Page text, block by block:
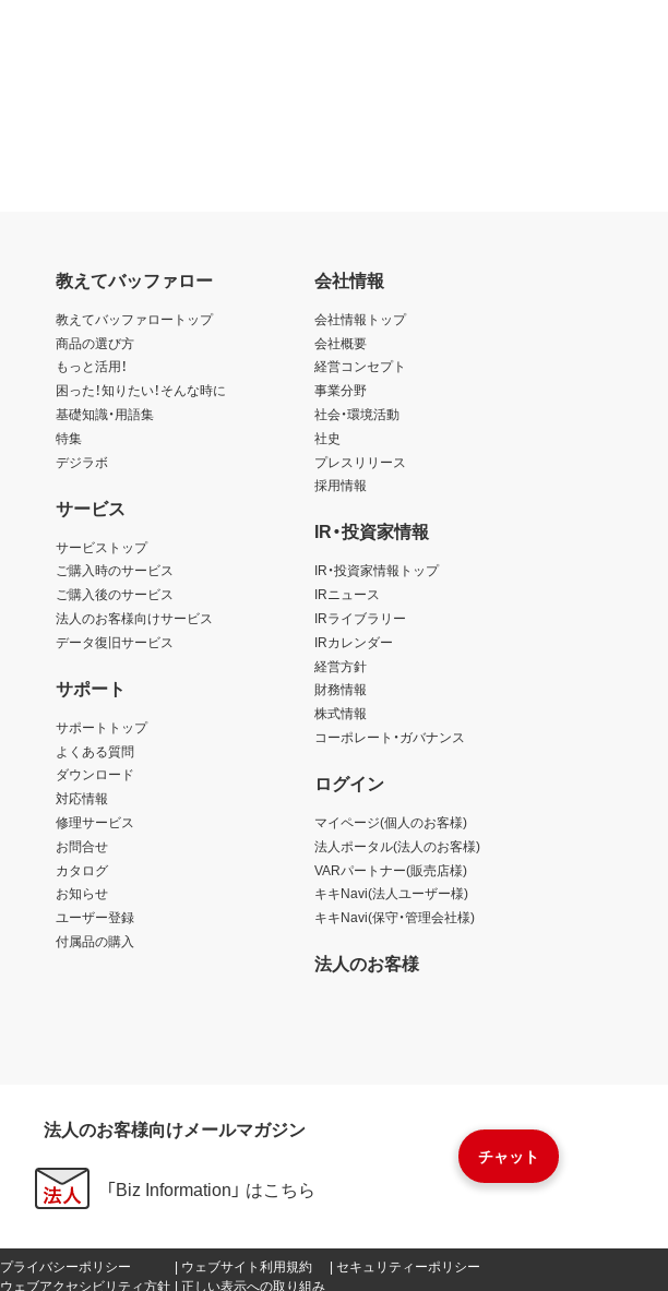
チャット
教えてバッファロー
教えてバッファロートップ
商品の選び方
もっと活用！
困った！知りたい！そんな時に
基礎知識・用語集
特集
デジラボ
サービス
サービストップ
ご購入時のサービス
ご購入後のサービス
法人のお客様向けサービス
データ復旧サービス
サポート
サポートトップ
よくある質問
ダウンロード
対応情報
修理サービス
お問合せ
カタログ
お知らせ
ユーザー登録
付属品の購入
会社情報
会社情報トップ
会社概要
経営コンセプト
事業分野
社会・環境活動
社史
プレスリリース
採用情報
IR・投資家情報
IR・投資家情報トップ
IRニュース
IRライブラリー
IRカレンダー
経営方針
財務情報
株式情報
コーポレート・ガバナンス
ログイン
マイページ(個人のお客様)
法人ポータル(法人のお客様)
VARパートナー(販売店様)
キキNavi(法人ユーザー様)
キキNavi(保守・管理会社様)
法人のお客様
法人のお客様向けメールマガジン
「Biz Information」 はこちら
プライバシーポリシー ウェブサイト利用規約
セキュリティーポリシー
ウェブアクセシビリティ方針 正しい表示への取り組み